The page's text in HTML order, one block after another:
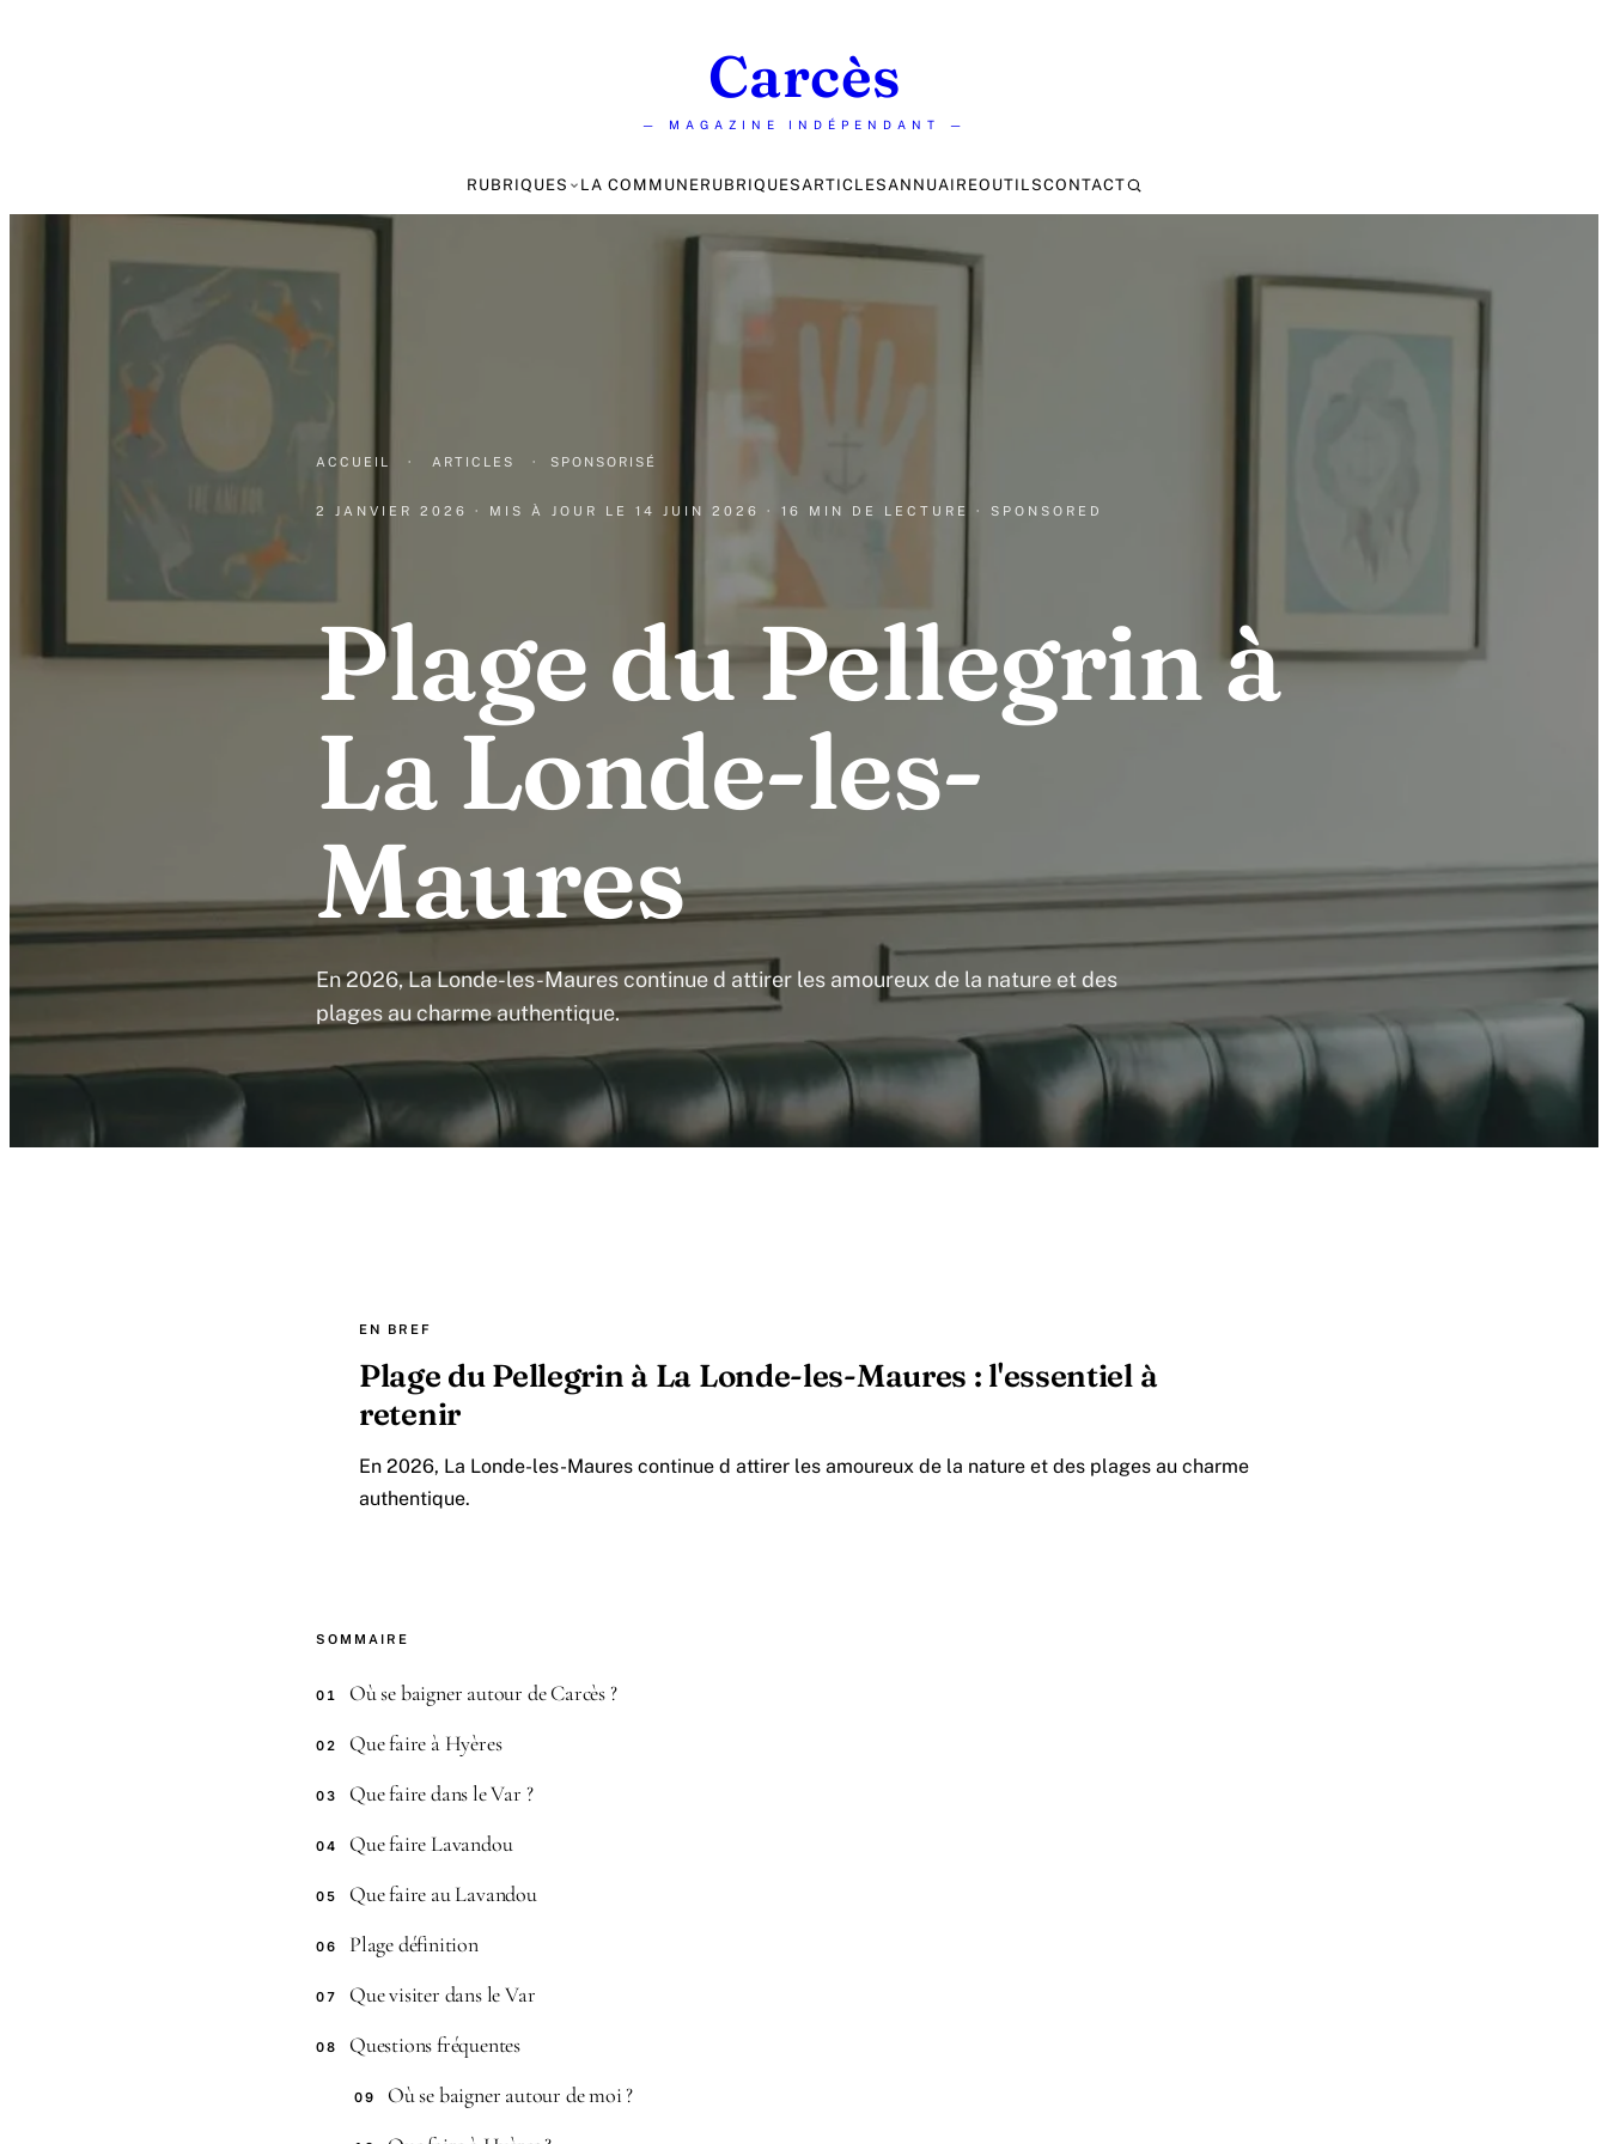
Carcès
— MAGAZINE INDÉPENDANT —
RUBRIQUES LA COMMUNERUBRIQUESARTICLESANNUAIREOUTILSCONTACT
ACCUEIL · ARTICLES · SPONSORISÉ
2 JANVIER 2026 · MIS À JOUR LE 14 JUIN 2026 · 16 MIN DE LECTURE · SPONSORED
Plage du Pellegrin à
La Londe-les-
Maures
En 2026, La Londe-les-Maures continue d attirer les amoureux de la nature et des
plages au charme authentique.
EN BREF
Plage du Pellegrin à La Londe-les-Maures : l'essentiel à
retenir
En 2026, La Londe-les-Maures continue d attirer les amoureux de la nature et des plages au charme
authentique.
SOMMAIRE
01 Où se baigner autour de Carcès ?
02 Que faire à Hyères
03 Que faire dans le Var ?
04 Que faire Lavandou
05 Que faire au Lavandou
06 Plage définition
07 Que visiter dans le Var
08 Questions fréquentes
09 Où se baigner autour de moi ?